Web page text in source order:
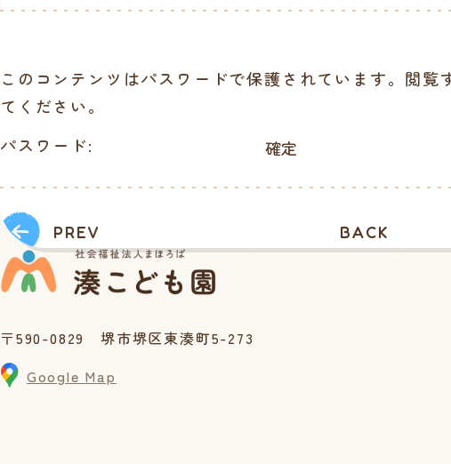
このコンテンツはパスワードで保護されています。閲覧
てください。
パスワード:
BACK
PREV
〒590-0829 堺市堺区東湊町5-273
Google Map